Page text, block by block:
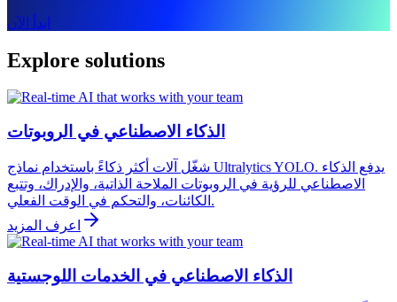
ابدأ الآن
Explore solutions
الذكاء الاصطناعي في الروبوتات
شغّل آلات أكثر ذكاءً باستخدام نماذج Ultralytics YOLO. يدفع الذكاء
الاصطناعي للرؤية في الروبوتات الملاحة الذاتية، والإدراك، وتتبع
الكائنات، والتحكم في الوقت الفعلي.
اعرف المزيد
الذكاء الاصطناعي في الخدمات اللوجستية